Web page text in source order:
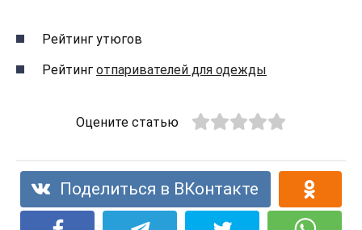
Рейтинг утюгов
Рейтинг отпаривателей для одежды
Оцените статью
Поделиться в ВКонтакте